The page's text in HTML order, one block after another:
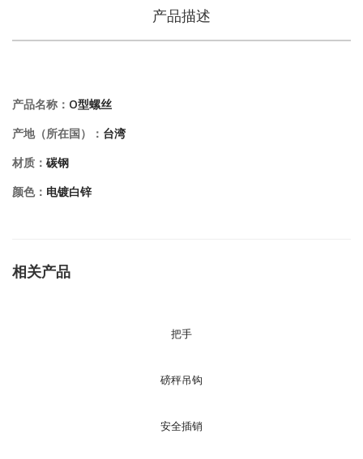
产品描述
产品名称： O型螺丝
产地（所在国）： 台湾
材质： 碳钢
颜色： 电镀白锌
相关产品
把手
磅秤吊钩
安全插销